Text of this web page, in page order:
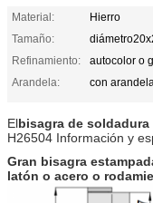
Material:
Hierro
Tamaño:
Refinamiento:
autocolor o
Arandela:
con
Elbisagra de
H26504 Información y
Gran bisagra
latón o acero o